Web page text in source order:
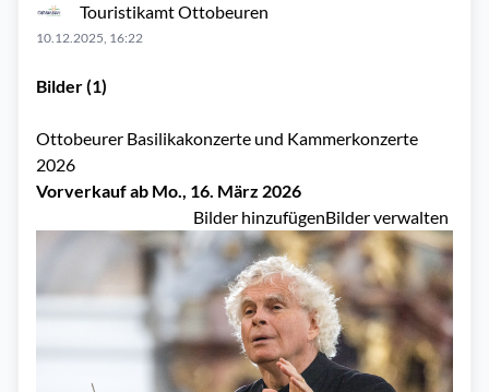
Touristikamt Ottobeuren
10.12.2025, 16:22
Bilder (1)
Ottobeurer Basilikakonzerte und Kammerkonzerte
2026
Vorverkauf ab Mo., 16. März 2026
Bilder verwalten
Bilder hinzufügen